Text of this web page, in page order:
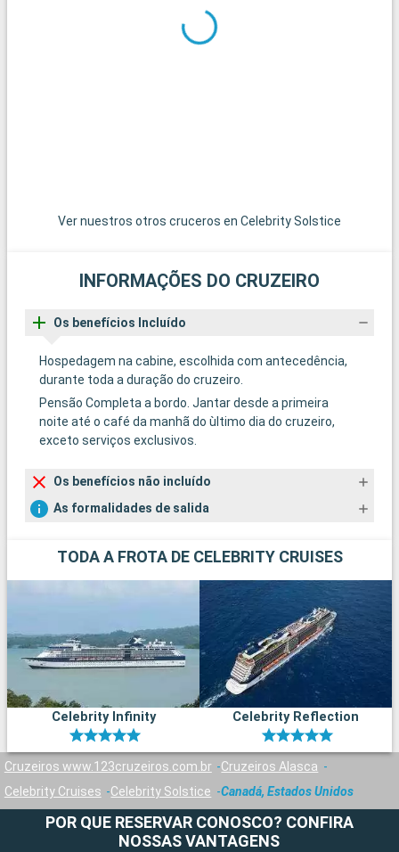
Ver nuestros otros cruceros en Celebrity Solstice
INFORMAÇÕES DO CRUZEIRO
Os benefícios Incluído
Hospedagem na cabine, escolhida com antecedência,
durante toda a duração do cruzeiro.
Pensão Completa a bordo. Jantar desde a primeira
noite até o café da manhã do ùltimo dia do cruzeiro,
exceto serviços exclusivos.
Os benefícios não incluído
As formalidades de salida
TODA A FROTA DE CELEBRITY CRUISES
Celebrity Infinity Celebrity Reflection
Cruzeiros www.123cruzeiros.com.br
Cruzeiros Alasca
Celebrity Cruises
Celebrity Solstice Canadá, Estados Unidos
POR QUE RESERVAR CONOSCO? CONFIRA
NOSSAS VANTAGENS